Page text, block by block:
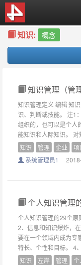
知识: 概念
知识管理（管
知识管理定义 编辑 知
识、判断或技能。 注1
组织的，也可以是个人
能知识和人际知识。
知识
管理 企业 项
系统管理员1
个人知识管理
个人知识管理的29个原
2、信息和知识爆炸，
要在一个领域内成为专
特长、个性和目标。 4
知识
左岸 管理 个